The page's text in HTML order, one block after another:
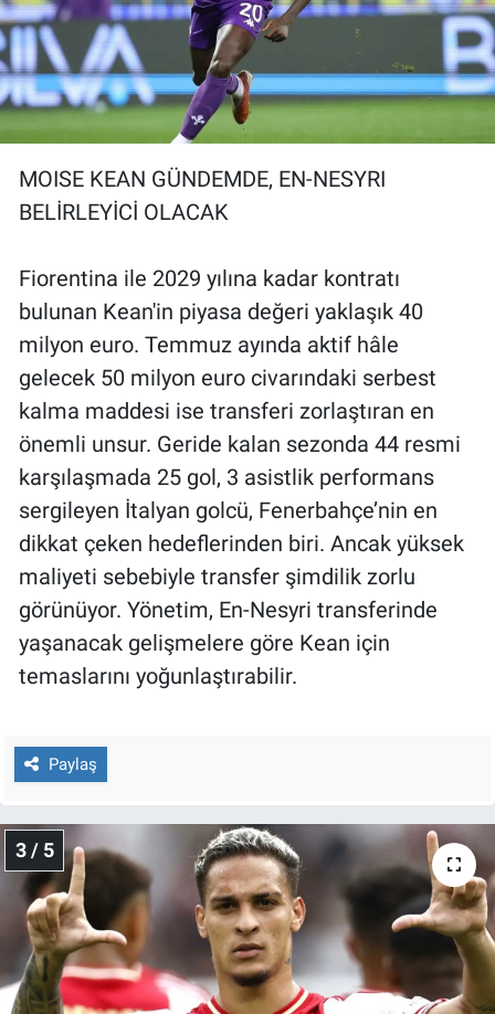
MOISE KEAN GÜNDEMDE, EN-NESYRI
BELİRLEYİCİ OLACAK
Fiorentina ile 2029 yılına kadar kontratı
bulunan Kean'in piyasa değeri yaklaşık 40
milyon euro. Temmuz ayında aktif hâle
gelecek 50 milyon euro civarındaki serbest
kalma maddesi ise transferi zorlaştıran en
önemli unsur. Geride kalan sezonda 44 resmi
karşılaşmada 25 gol, 3 asistlik performans
sergileyen İtalyan golcü, Fenerbahçe’nin en
dikkat çeken hedeflerinden biri. Ancak yüksek
maliyeti sebebiyle transfer şimdilik zorlu
görünüyor. Yönetim, En-Nesyri transferinde
yaşanacak gelişmelere göre Kean için
temaslarını yoğunlaştırabilir.
Paylaş
3 / 5
Yerel Yaşam
Canlı Yayın